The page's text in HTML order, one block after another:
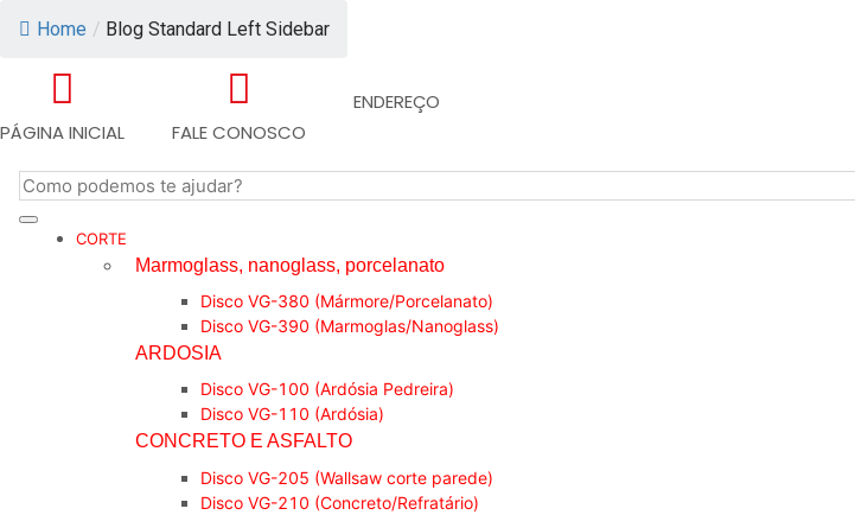
Home / Blog Standard Left Sidebar
PÁGINA INICIAL FALE CONOSCO
ENDEREÇO
CORTE
Marmoglass, nanoglass, porcelanato
Disco VG-380 (Mármore/Porcelanato)
Disco VG-390 (Marmoglas/Nanoglass)
ARDOSIA
Disco VG-100 (Ardósia Pedreira)
Disco VG-110 (Ardósia)
CONCRETO E ASFALTO
Disco VG-205 (Wallsaw corte parede)
Disco VG-210 (Concreto/Refratário)